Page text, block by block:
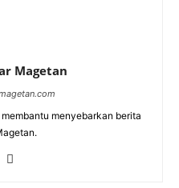
Magetan
menyebarkan berita